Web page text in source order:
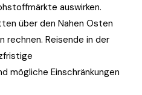
auswirken.
über den Nahen Osten
rechnen. Reisende in der
mögliche Einschränkungen